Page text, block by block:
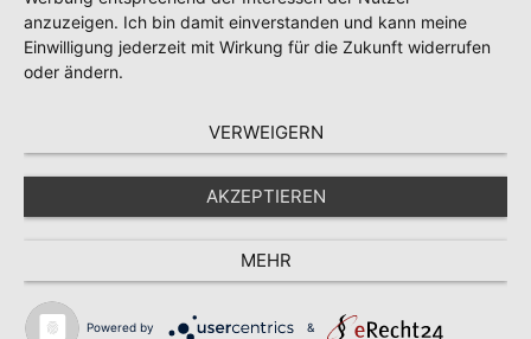
anzuzeigen. Ich bin damit einverstanden und kann meine
Einwilligung jederzeit mit Wirkung für die Zukunft widerrufen
oder ändern.
VERWEIGERN
AKZEPTIEREN
MEHR
Powered by &